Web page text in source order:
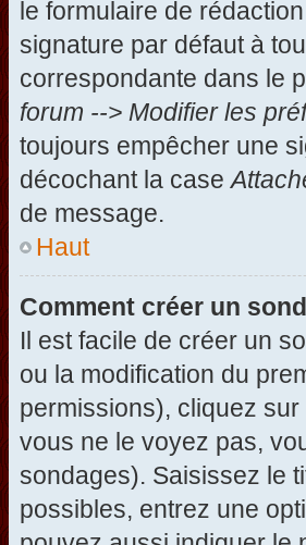
le formulaire de
signature par défaut à
correspondante dans le
forum --> Modifier les
toujours empêcher une
décochant la case
de message.
Haut
Comment créer un
Il est facile de créer un
ou la modification du
permissions), cliquez sur
vous ne le voyez pas,
sondages). Saisissez le
possibles, entrez une